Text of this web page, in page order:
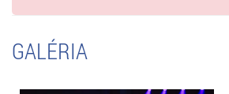
Miesto konania/Place of event:
GALÉRIA